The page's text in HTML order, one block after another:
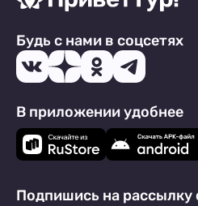
Будь с нами в соцсетях
В приложении удобнее
Подпишись на рассылку